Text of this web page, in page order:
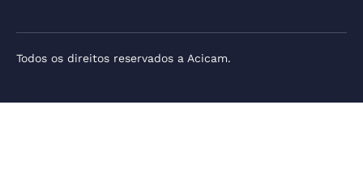
Todos os direitos reservados a Acicam.